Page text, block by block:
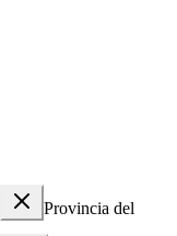
Provincia del